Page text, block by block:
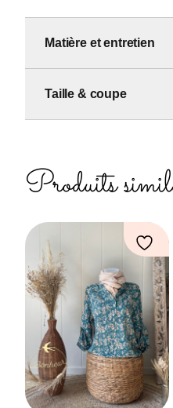
Matière et entretien
Taille & coupe
Produits